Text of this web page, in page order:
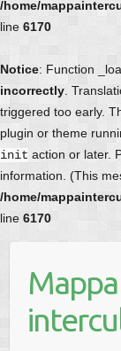
/home/
line 6170
Notice: Function
incorrectly .
triggered too early.
plugin or theme
init action or later.
information. (This
/home/
line 6170